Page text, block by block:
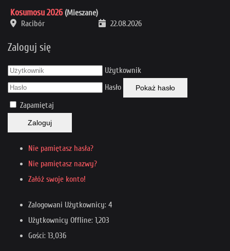
Kosumosu 2026 (Mieszane)
Racibór
22.08.2026
Zaloguj się
Użytkownik
Hasło
Pokaż hasło
Zapamiętaj
Zaloguj
Nie pamiętasz hasła?
Nie pamiętasz nazwy?
Załóż swoje konto!
Zalogowani Użytkownicy: 4
Użytkownicy Offline: 1,203
Gości: 13,036